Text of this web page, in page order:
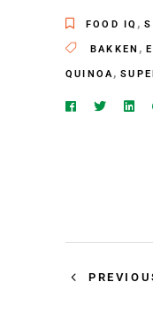
FOOD IQ ,
BAKKEN ,
QUINOA,